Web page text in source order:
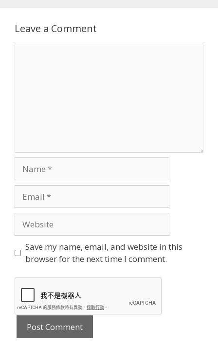
Leave a Comment
Save my name, email, and website in this
browser for the next time I comment.